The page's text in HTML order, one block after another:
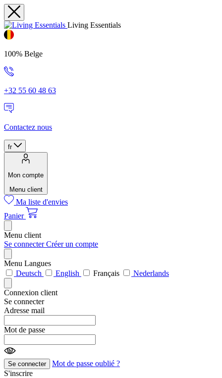
Living Essentials
100% Belge
+32 55 60 48 63
Contactez nous
fr
Mon compte
Menu client
Ma liste d'envies
Panier
Menu client
Se connecterCréer un compte
Menu Langues
Deutsch
English Français Nederlands
Connexion client
Se connecter
Adresse mail
Mot de passe
Se connecter
Mot de passe oublié ?
S'inscrire